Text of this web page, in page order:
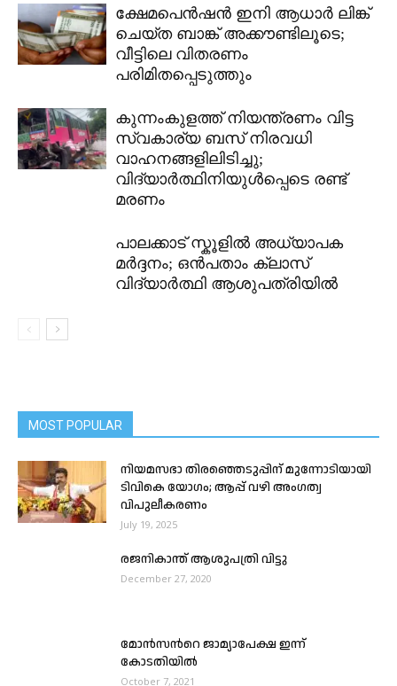
ക്ഷേമപെൻഷൻ ഇനി ആധാർ ലിങ്ക്
ചെയ്ത ബാങ്ക് അക്കൗണ്ടിലൂടെ;
വീട്ടിലെ വിതരണം
പരിമിതപ്പെടുത്തും
കുന്നംകുളത്ത് നിയന്ത്രണം വിട്ട
സ്വകാര്യ ബസ് നിരവധി
വാഹനങ്ങളിലിടിച്ചു;
വിദ്യാർത്ഥിനിയുൾപ്പെടെ രണ്ട്
മരണം
പാലക്കാട് സ്കൂളിൽ അധ്യാപക
മർദ്ദനം; ഒൻപതാം ക്ലാസ്
വിദ്യാർത്ഥി ആശുപത്രിയിൽ
MOST POPULAR
നിയമസഭാ തിരഞ്ഞെടുപ്പിന് മുന്നോടിയായി
ടിവികെ യോഗം; ആപ്പ് വഴി അംഗത്വ
വിപുലീകരണം
July 19, 2025
രജനികാന്ത് ആശുപത്രി വിട്ടു
December 27, 2020
മോൻസന്‍റെ ജാമ്യാപേക്ഷ ഇന്ന്
കോടതിയില്‍
October 7, 2021